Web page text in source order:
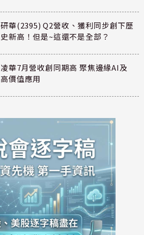
研華(2395) Q2營收、獲利同步創下歷
史新高！但是~這還不是全部？
凌華7月營收創同期高 聚焦邊緣AI及
高價值應用